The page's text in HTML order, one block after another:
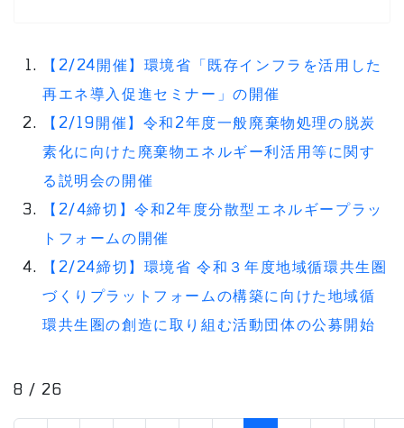
【2/24開催】環境省「既存インフラを活⽤した
再エネ導⼊促進セミナー」の開催
【2/19開催】令和2年度一般廃棄物処理の脱炭
素化に向けた廃棄物エネルギー利活用等に関す
る説明会の開催
【2/4締切】令和2年度分散型エネルギープラッ
トフォームの開催
【2/24締切】環境省 令和３年度地域循環共生圏
づくりプラットフォームの構築に向けた地域循
環共生圏の創造に取り組む活動団体の公募開始
8 / 26